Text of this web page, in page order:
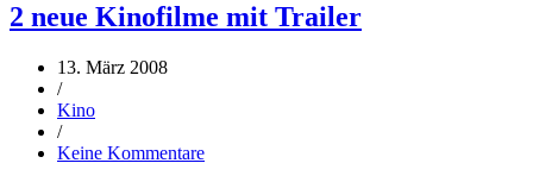
2 neue Kinofilme mit Trailer
13. März 2008
/
Kino
/
Keine Kommentare